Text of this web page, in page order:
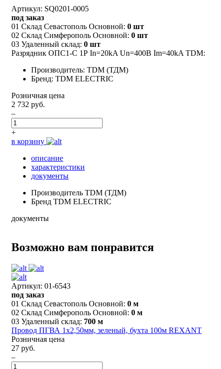
Артикул: SQ0201-0005
под заказ
01 Склад Севастополь Основной: 0 шт
02 Склад Симферополь Основной: 0 шт
03 Удаленный склад: 0 шт
Разрядник ОПС1-C 1Р In=20kA Un=400B Im=40kA TDM:
Производитель: TDM (ТДМ)
Бренд: TDM ELECTRIC
Розничная цена
2 732 руб.
–
+
в корзину
описание
характеристики
документы
Производитель TDM (ТДМ)
Бренд TDM ELECTRIC
документы
Возможно вам понравится
Артикул: 01-6543
под заказ
01 Склад Севастополь Основной: 0 м
02 Склад Симферополь Основной: 0 м
03 Удаленный склад: 700 м
Провод ПГВА 1х2,50мм, зеленый, бухта 100м REXANT
Розничная цена
27 руб.
–